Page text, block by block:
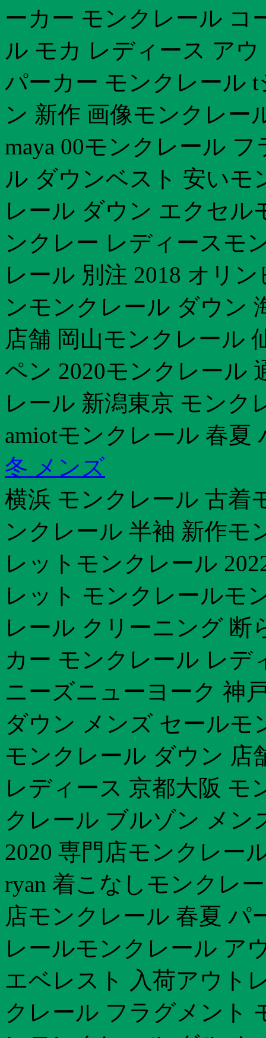
ーカー モンクレール コ
ル モカ レディース ア
パーカー モンクレール
ン 新作 画像モンクレー
maya 00モンクレール
ル ダウンベスト 安いモ
レール ダウン エクセル
ンクレー レディースモ
レール 別注 2018 オリ
ンモンクレール ダウン
店舗 岡山モンクレール
ペン 2020モンクレール
レール 新潟東京 モンク
amiotモンクレール 春夏
冬 メンズ
横浜 モンクレール 古着
ンクレール 半袖 新作モ
レットモンクレール
レット モンクレールモ
レール クリーニング 断
カー モンクレール レデ
ニーズニューヨーク 神
ダウン メンズ セールモ
モンクレール ダウン 店
レディース 京都大阪 モ
クレール ブルゾン メン
2020 専門店モンクレー
ryan 着こなしモンクレ
店モンクレール 春夏 パ
レールモンクレール ア
エベレスト 入荷アウト
クレール フラグメント